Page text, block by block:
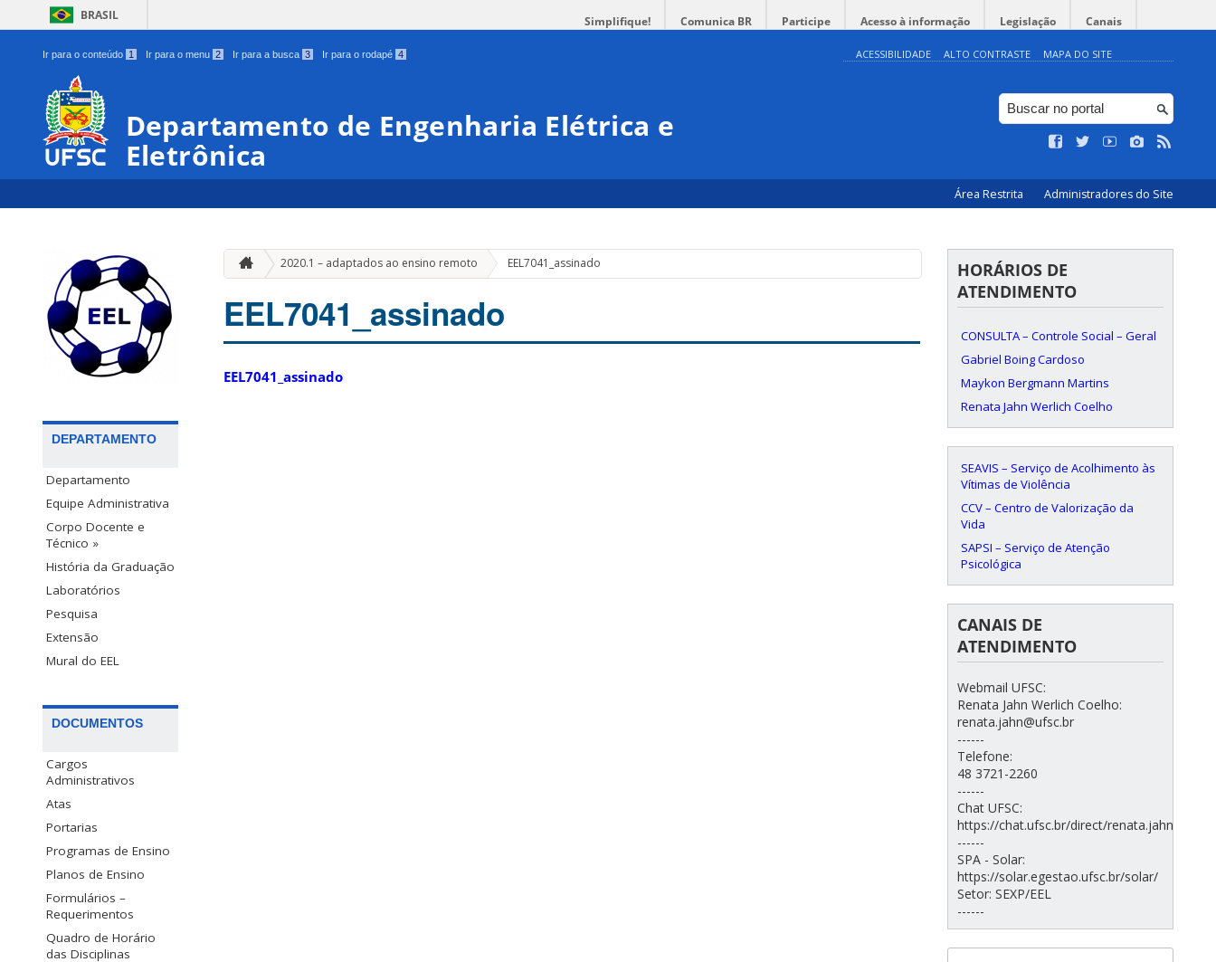
BRASIL Simplifique! Comunica BR Participe Acesso à informação Legislação Canais
Ir para o conteúdo 1 Ir para o menu 2 Ir para a busca 3 Ir para o rodapé 4 ACESSIBILIDADE ALTO CONTRASTE MAPA DO SITE
Departamento de Engenharia Elétrica e
Eletrônica
Área Restrita Administradores do Site
DEPARTAMENTO
Departamento
Equipe Administrativa
Corpo Docente e
Técnico »
História da Graduação
Laboratórios
Pesquisa
Extensão
Mural do EEL
DOCUMENTOS
Cargos
Administrativos
Atas
Portarias
Programas de Ensino
Planos de Ensino
Formulários –
Requerimentos
Quadro de Horário
das Disciplinas
2020.1 – adaptados ao ensino remoto EEL7041_assinado
EEL7041_assinado
EEL7041_assinado
HORÁRIOS DE
ATENDIMENTO
CONSULTA – Controle Social – Geral
Gabriel Boing Cardoso
Maykon Bergmann Martins
Renata Jahn Werlich Coelho
SEAVIS – Serviço de Acolhimento às
Vítimas de Violência
CCV – Centro de Valorização da
Vida
SAPSI – Serviço de Atenção
Psicológica
CANAIS DE
ATENDIMENTO
Webmail UFSC:
Renata Jahn Werlich Coelho:
renata.jahn@ufsc.br
------
Telefone:
48 3721-2260
------
Chat UFSC:
https://chat.ufsc.br/direct/renata.jahn
------
SPA - Solar:
https://solar.egestao.ufsc.br/solar/
Setor: SEXP/EEL
------